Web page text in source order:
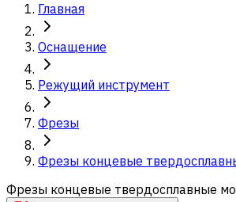
Главная
Оснащение
Режущий инструмент
Фрезы
Фрезы концевые
Фрезы концевые твердосплавные